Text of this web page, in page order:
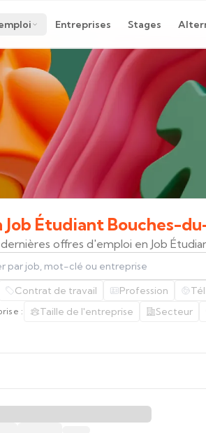
Entreprises Stages
Job Étudiant Bouches-
offres d'emploi en Job
job, mot-clé ou entreprise
Contrat de travail Profession
: Taille de l'entreprise Secteur